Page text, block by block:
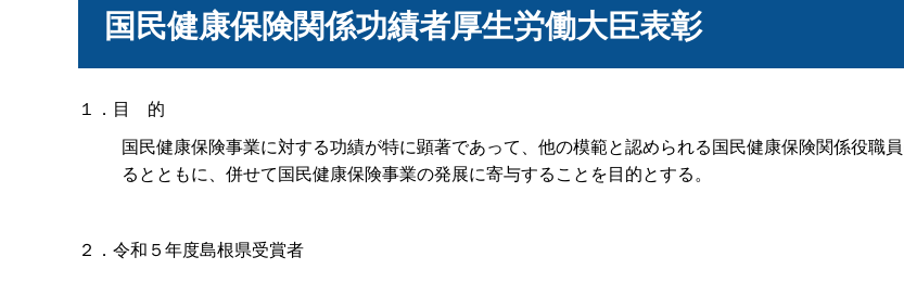
国民健康保険関係功績者厚生労働大臣表彰
１． 目的
国民健康保険事業に対する功績が特に顕著であって、他の模範と認められる国民健康保険関係役職
るとともに、併せて国民健康保険事業の発展に寄与することを目的とする。
２．令和５年度島根県受賞者